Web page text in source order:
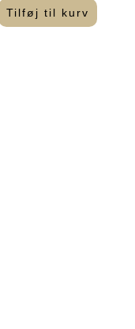
Tilføj til kurv